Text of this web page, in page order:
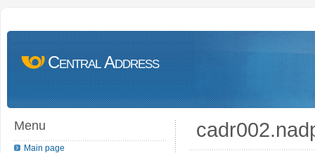
Central Address
Menu
Main page